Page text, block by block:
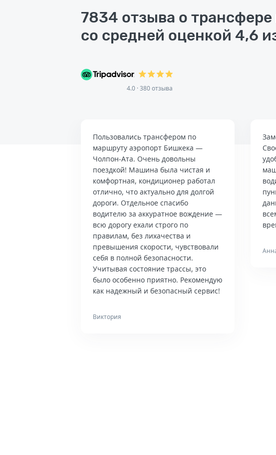
7834 отзыва о
со средней оценкой 4,6
4.0 · 380 отзыва
Пользовались трансфером по
маршруту аэропорт Бишкека —
Чолпон-Ата. Очень довольны
поездкой! Машина была чистая и
комфортная, кондиционер работал
отлично, что актуально для долгой
дороги. Отдельное спасибо
водителю за аккуратное вождение —
всю дорогу ехали строго по
правилам, без лихачества и
превышения скорости, чувствовали
себя в полной безопасности.
Учитывая состояние трассы, это
было особенно приятно. Рекомендую
как надежный и безопасный сервис!
Виктория